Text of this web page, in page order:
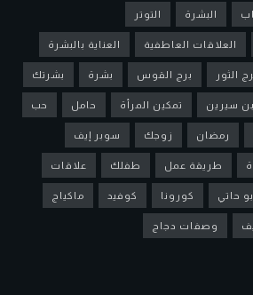
البشرة التوتر
العلاقات العاطفية العناية بالبشرة
الثور برج القوس بشرة بشرتك
سيرين تمكين المرأة حامل حب
رمضان زوجك سوبر إيف
طريقة عمل طفلك علاقات
حاتي كورونا كوفيد ماكياج
وصفات دجاج